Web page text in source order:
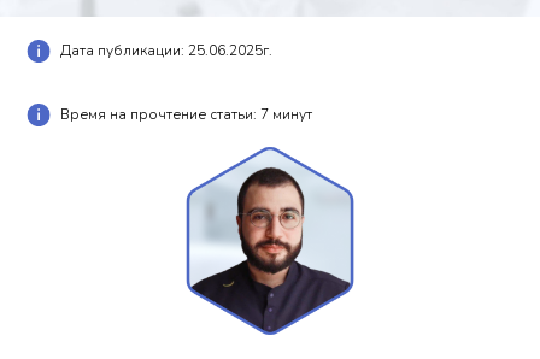
Дата публикации: 25.06.2025г.
Время на прочтение статьи: 7 минут